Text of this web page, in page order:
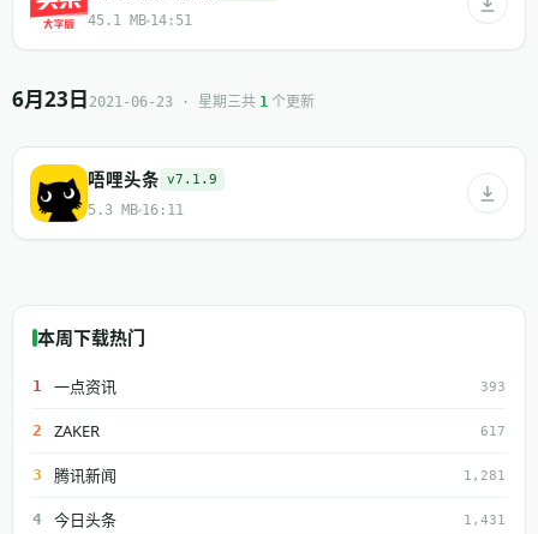
45.1 MB 14:51
6月23日 2021-06-23 · 星期三共 1 个更新
唔哩头条 v7.1.9
5.3 MB 16:11
本周下载热门
1 一点资讯 393
2 ZAKER 617
3 腾讯新闻 1,281
4 今日头条 1,431